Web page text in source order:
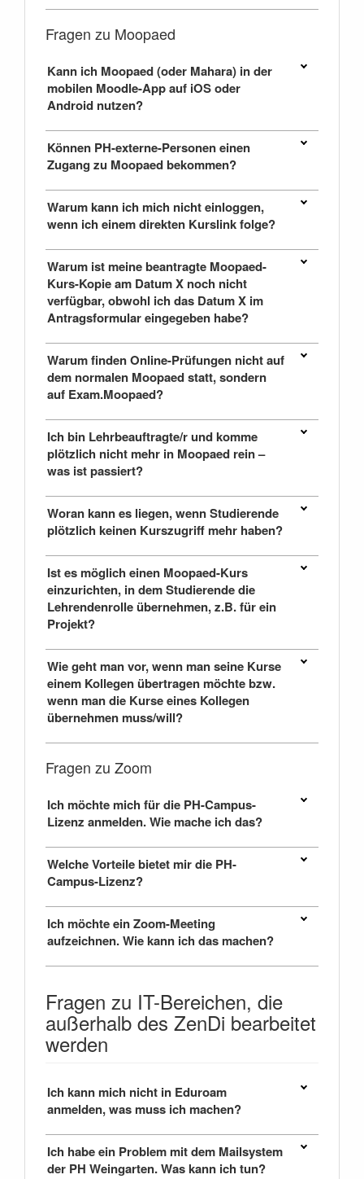
Fragen zu Moopaed
Kann ich Moopaed (oder Mahara) in der
mobilen Moodle-App auf iOS oder
Android nutzen?
Können PH-externe-Personen einen
Zugang zu Moopaed bekommen?
Warum kann ich mich nicht einloggen,
wenn ich einem direkten Kurslink folge?
Warum ist meine beantragte Moopaed-
Kurs-Kopie am Datum X noch nicht
verfügbar, obwohl ich das Datum X im
Antragsformular eingegeben habe?
Warum finden Online-Prüfungen nicht auf
dem normalen Moopaed statt, sondern
auf Exam.Moopaed?
Ich bin Lehrbeauftragte/r und komme
plötzlich nicht mehr in Moopaed rein –
was ist passiert?
Woran kann es liegen, wenn Studierende
plötzlich keinen Kurszugriff mehr haben?
Ist es möglich einen Moopaed-Kurs
einzurichten, in dem Studierende die
Lehrendenrolle übernehmen, z.B. für ein
Projekt?
Wie geht man vor, wenn man seine Kurse
einem Kollegen übertragen möchte bzw.
wenn man die Kurse eines Kollegen
übernehmen muss/will?
Fragen zu Zoom
Ich möchte mich für die PH-Campus-
Lizenz anmelden. Wie mache ich das?
Welche Vorteile bietet mir die PH-
Campus-Lizenz?
Ich möchte ein Zoom-Meeting
aufzeichnen. Wie kann ich das machen?
Fragen zu IT-Bereichen, die
außerhalb des ZenDi bearbeitet
werden
Ich kann mich nicht in Eduroam
anmelden, was muss ich machen?
Ich habe ein Problem mit dem Mailsystem
der PH Weingarten. Was kann ich tun?